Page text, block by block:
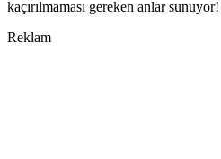
kaçırılmaması gereken anlar sunuyor!
Reklam